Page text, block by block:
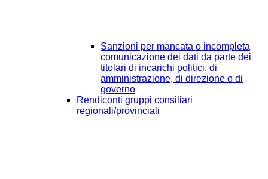
Sanzioni per mancata o incompleta
comunicazione dei dati da parte dei
titolari di incarichi politici, di
amministrazione, di direzione o di
governo
Rendiconti gruppi consiliari
regionali/provinciali